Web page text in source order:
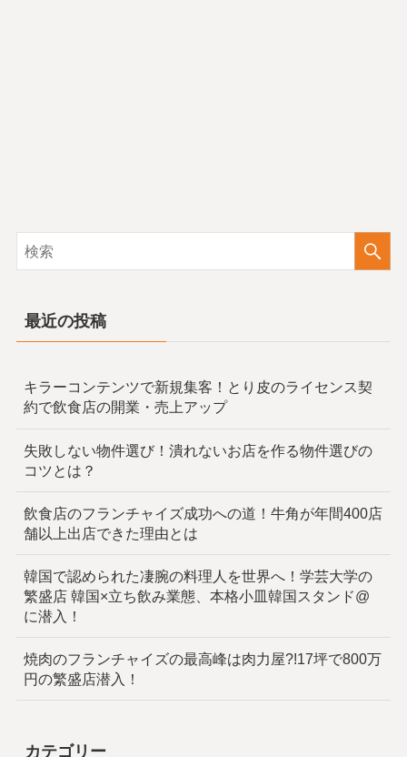
最近の投稿
キラーコンテンツで新規集客！とり皮のライセンス契
約で飲食店の開業・売上アップ
失敗しない物件選び！潰れないお店を作る物件選びの
コツとは？
飲食店のフランチャイズ成功への道！牛角が年間400店
舗以上出店できた理由とは
韓国で認められた凄腕の料理人を世界へ！学芸大学の
繁盛店 韓国×立ち飲み業態、本格小皿韓国スタンド@
に潜入！
焼肉のフランチャイズの最高峰は肉力屋?!17坪で800万
円の繁盛店潜入！
カテゴリー